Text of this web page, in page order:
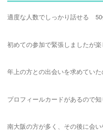
適度な人数でしっかり話せる 50
初めての参加で緊張しましたが
年上の方との出会いを求めてい
プロフィールカードがあるので
南大阪の方が多く、その後に会